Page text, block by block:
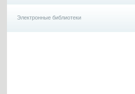
Электронные библиотеки